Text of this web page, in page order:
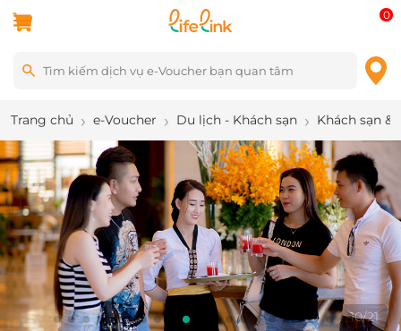
0
Trang chủ e-Voucher Du lịch - Khách sạn Khách sạn &
10/21